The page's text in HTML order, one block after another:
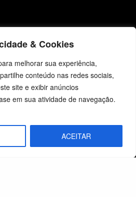
& Cookies
melhorar sua experiência,
conteúdo nas redes sociais,
site e exibir anúncios
em sua atividade de navegação.
ACEITAR